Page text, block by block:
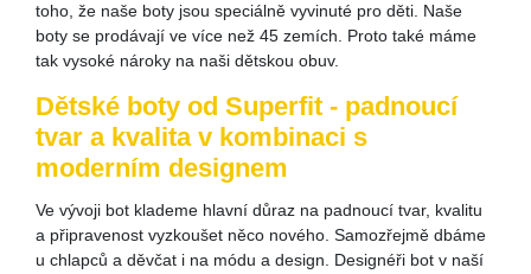
toho, že naše boty jsou speciálně vyvinuté pro děti. Naše
boty se prodávají ve více než 45 zemích. Proto také máme
tak vysoké nároky na naši dětskou obuv.
Dětské boty od Superfit - padnoucí
tvar a kvalita v kombinaci s
moderním designem
Ve vývoji bot klademe hlavní důraz na padnoucí tvar, kvalitu
a připravenost vyzkoušet něco nového. Samozřejmě dbáme
u chlapců a děvčat i na módu a design. Designéři bot v naší